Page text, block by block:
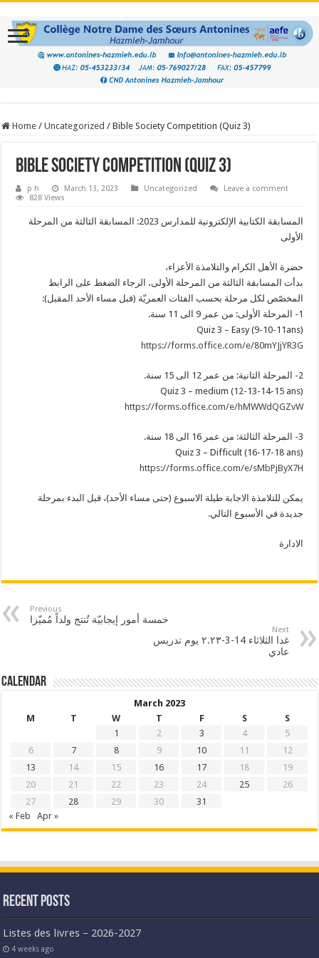
Home / Uncategorized / Bible Society Competition (Quiz 3)
Bible Society Competition (Quiz 3)
p h March 13, 2023 Uncategorized
Leave a comment
828 Views
المسابقة الكتابية الإلكترونية للمدارس 2023: المسابقة الثالثة من المرحلة
الأولى
حضرة الأهل الكرام والتلامذة الأعزاء،
بدأت المسابقة الثالثة من المرحلة الأولى، الرجاء الضغط على الرابط
المخصّص لكل مرحلة بحسب الفئات العمريّة (قبل مساء الأحد المقبل):
1- المرحلة الأولى: من عمر 9 الى 11 سنة.
Quiz 3 – Easy (9-10-11ans)
https://forms.office.com/e/80mYJjYR3G
2- المرحلة الثانية: من عمر 12 الى 15 سنة.
Quiz 3 – medium (12-13-14-15 ans)
https://forms.office.com/e/hMWWdQGZvW
3- المرحلة الثالثة: من عمر 16 الى 18 سنة.
Quiz 3 – Difficult (16-17-18 ans)
https://forms.office.com/e/sMbPjByX7H
يمكن للتلامذة الاجابة طيلة الاسبوع (حتى مساء الأحد)، قبل البدء بمرحلة
جديدة في الأسبوع التالي.
الادارة
Previous
خمسة أمور إيجابيّة تُنتج ولداً مُميّزا
Next
غدا الثلاثاء 14-3-٢.٢٣ يوم تدريس
عادي
Calendar
March 2023
M
T W T F S
S
1
2 3 4
5
6
7 8 9 10 11
12
13
14 15 16 17 18
19
20
21 22 23 24 25
26
27
28 29 30
31
« Feb
Apr »
Recent Posts
Listes des livres – 2026-2027
4 weeks ago